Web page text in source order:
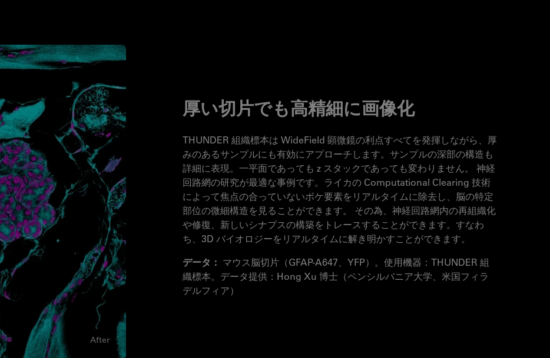
厚い切片でも高精細に画像化
THUNDER 組織標本は WideField 顕微鏡の利点すべてを発揮しながら、厚
みのあるサンプルにも有効にアプローチします。サンプルの深部の構造も
詳細に表現。一平面であっても z スタックであっても変わりません。 神経
回路網の研究が最適な事例です。ライカの Computational Clearing 技術
によって焦点の合っていないボケ要素をリアルタイムに除去し、脳の特定
部位の微細構造を見ることができます。 その為、神経回路網内の再組織化
や修復、新しいシナプスの構築をトレースすることができます。すなわ
ち、3D バイオロジーをリアルタイムに解き明かすことができます。
データ： マウス脳切片（GFAP-A647、YFP）。使用機器：THUNDER 組
織標本。データ提供：Hong Xu 博士（ペンシルバニア大学、米国フィラ
デルフィア）
After